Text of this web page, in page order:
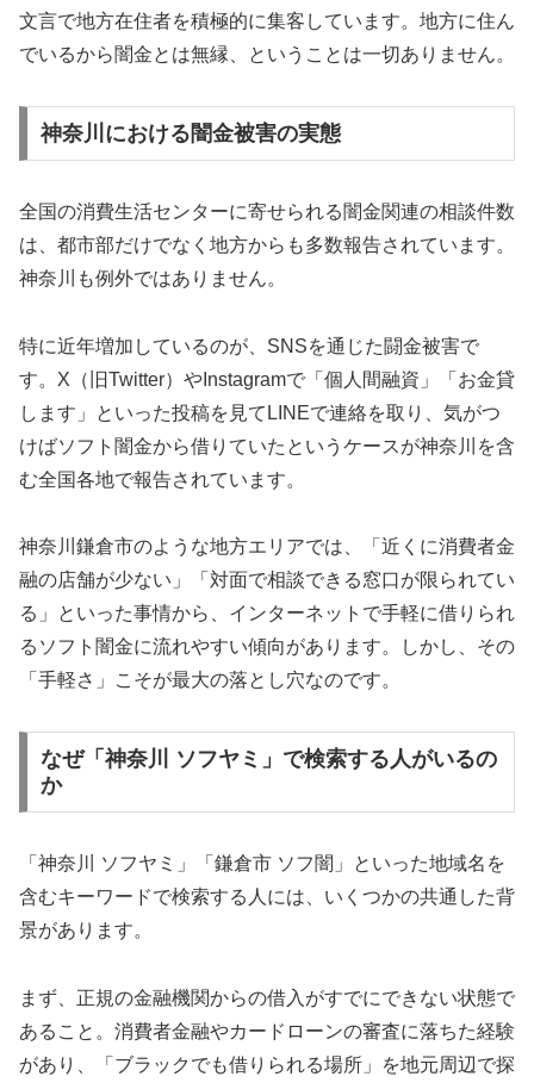
文言で地方在住者を積極的に集客しています。地方に住ん
でいるから闇金とは無縁、ということは一切ありません。
神奈川における闇金被害の実態
全国の消費生活センターに寄せられる闇金関連の相談件数
は、都市部だけでなく地方からも多数報告されています。
神奈川も例外ではありません。
特に近年増加しているのが、SNSを通じた闘金被害で
す。X（旧Twitter）やInstagramで「個人間融資」「お金貸
します」といった投稿を見てLINEで連絡を取り、気がつ
けばソフト闇金から借りていたというケースが神奈川を含
む全国各地で報告されています。
神奈川鎌倉市のような地方エリアでは、「近くに消費者金
融の店舗が少ない」「対面で相談できる窓口が限られてい
る」といった事情から、インターネットで手軽に借りられ
るソフト闇金に流れやすい傾向があります。しかし、その
「手軽さ」こそが最大の落とし穴なのです。
なぜ「神奈川 ソフヤミ」で検索する人がいるの
か
「神奈川 ソフヤミ」「鎌倉市 ソフ闇」といった地域名を
含むキーワードで検索する人には、いくつかの共通した背
景があります。
まず、正規の金融機関からの借入がすでにできない状態で
あること。消費者金融やカードローンの審査に落ちた経験
があり、「ブラックでも借りられる場所」を地元周辺で探